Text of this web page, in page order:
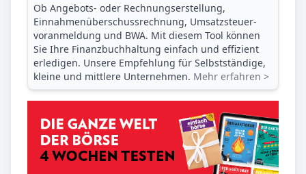
Ob Angebots- oder Rechnungserstellung,
Einnahmenüberschuss­rechnung, Umsatzsteuer­
voranmeldung und BWA. Mit diesem Tool können
Sie Ihre Finanz­buchhaltung einfach und effizient
erledigen. Unsere Empfehlung für Selbstständige,
kleine und mittlere Unternehmen. Mehr erfahren >